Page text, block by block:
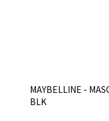
MAYBELLINE -
BLK